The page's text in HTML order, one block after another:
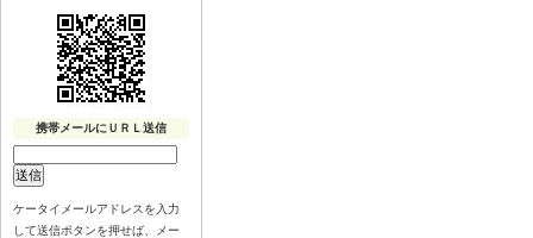
携帯メールにＵＲＬ送信
ケータイメールアドレスを入力
して送信ボタンを押せば、メー